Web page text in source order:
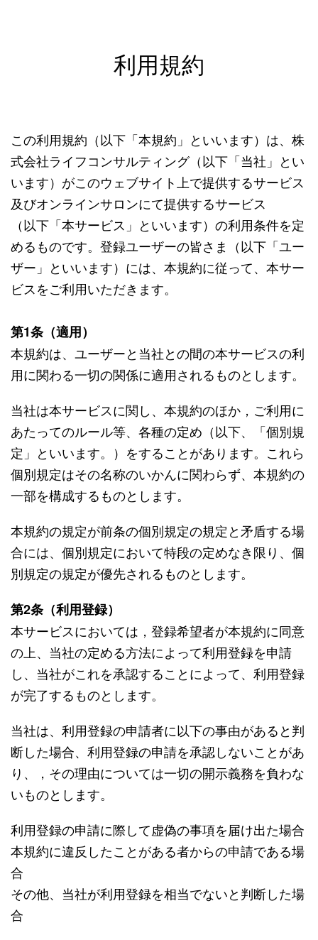
利用規約
この利用規約（以下「本規約」といいます）は、株
式会社ライフコンサルティング（以下「当社」とい
います）がこのウェブサイト上で提供するサービス
及びオンラインサロンにて提供するサービス
（以下「本サービス」といいます）の利用条件を定
めるものです。登録ユーザーの皆さま（以下「ユー
ザー」といいます）には、本規約に従って、本サー
ビスをご利用いただきます。
第1条（適用）
本規約は、ユーザーと当社との間の本サービスの利
用に関わる一切の関係に適用されるものとします。
当社は本サービスに関し、本規約のほか，ご利用に
あたってのルール等、各種の定め（以下、「個別規
定」といいます。）をすることがあります。これら
個別規定はその名称のいかんに関わらず、本規約の
一部を構成するものとします。
本規約の規定が前条の個別規定の規定と矛盾する場
合には、個別規定において特段の定めなき限り、個
別規定の規定が優先されるものとします。
第2条（利用登録）
本サービスにおいては，登録希望者が本規約に同意
の上、当社の定める方法によって利用登録を申請
し、当社がこれを承認することによって、利用登録
が完了するものとします。
当社は、利用登録の申請者に以下の事由があると判
断した場合、利用登録の申請を承認しないことがあ
り、，その理由については一切の開示義務を負わな
いものとします。
利用登録の申請に際して虚偽の事項を届け出た場合
本規約に違反したことがある者からの申請である場
合
その他、当社が利用登録を相当でないと判断した場
合